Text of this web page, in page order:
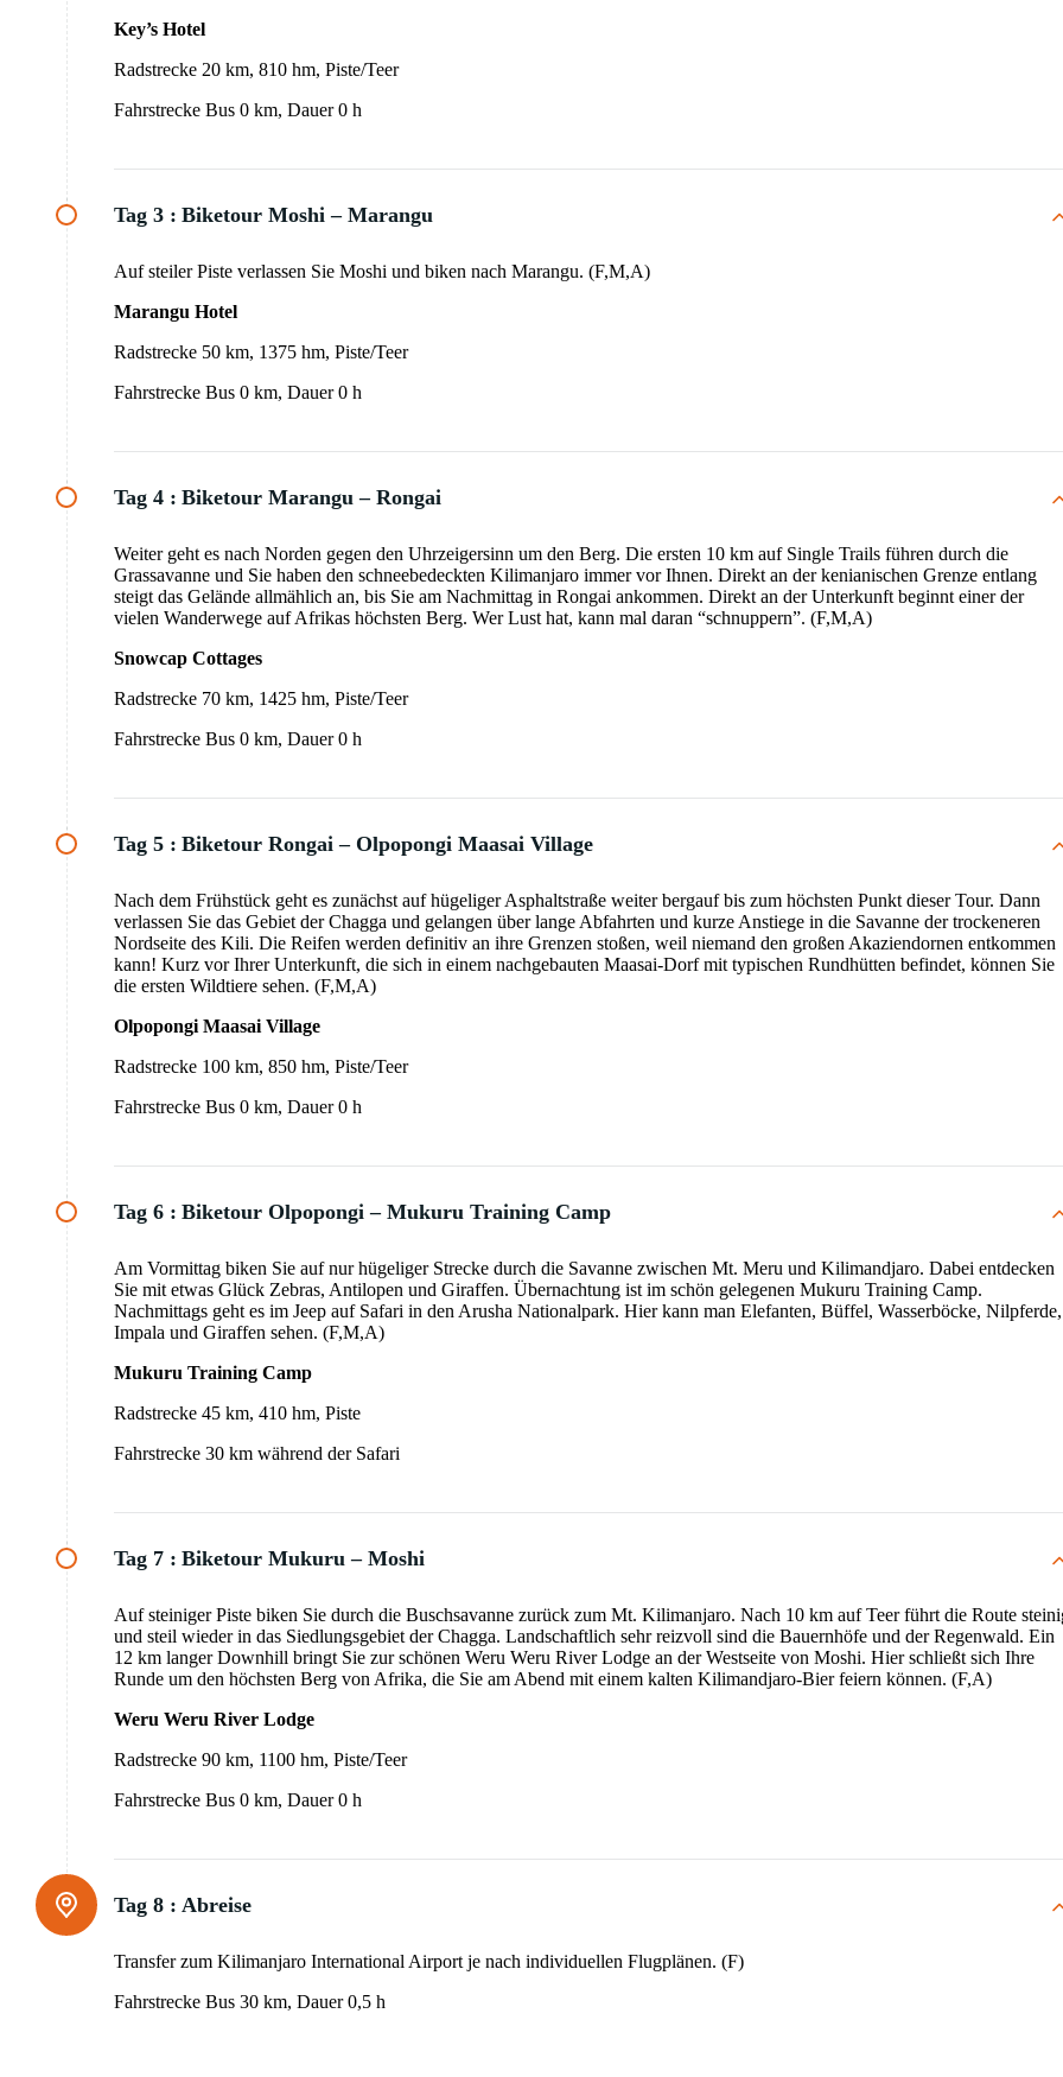
Key’s Hotel
Radstrecke 20 km, 810 hm, Piste/Teer
Fahrstrecke Bus 0 km, Dauer 0 h
Tag 3 : Biketour Moshi – Marangu
Auf steiler Piste verlassen Sie Moshi und biken nach Marangu. (F,M,A)
Marangu Hotel
Radstrecke 50 km, 1375 hm, Piste/Teer
Fahrstrecke Bus 0 km, Dauer 0 h
Tag 4 : Biketour Marangu – Rongai
Weiter geht es nach Norden gegen den Uhrzeigersinn um den Berg. Die ersten 10 km auf Single Trails führen durch die
Grassavanne und Sie haben den schneebedeckten Kilimanjaro immer vor Ihnen. Direkt an der kenianischen Grenze entlang
steigt das Gelände allmählich an, bis Sie am Nachmittag in Rongai ankommen. Direkt an der Unterkunft beginnt einer der
vielen Wanderwege auf Afrikas höchsten Berg. Wer Lust hat, kann mal daran “schnuppern”. (F,M,A)
Snowcap Cottages
Radstrecke 70 km, 1425 hm, Piste/Teer
Fahrstrecke Bus 0 km, Dauer 0 h
Tag 5 : Biketour Rongai – Olpopongi Maasai Village
Nach dem Frühstück geht es zunächst auf hügeliger Asphaltstraße weiter bergauf bis zum höchsten Punkt dieser Tour. Dann
verlassen Sie das Gebiet der Chagga und gelangen über lange Abfahrten und kurze Anstiege in die Savanne der trockeneren
Nordseite des Kili. Die Reifen werden definitiv an ihre Grenzen stoßen, weil niemand den großen Akaziendornen entkommen
kann! Kurz vor Ihrer Unterkunft, die sich in einem nachgebauten Maasai-Dorf mit typischen Rundhütten befindet, können Sie
die ersten Wildtiere sehen. (F,M,A)
Olpopongi Maasai Village
Radstrecke 100 km, 850 hm, Piste/Teer
Fahrstrecke Bus 0 km, Dauer 0 h
Tag 6 : Biketour Olpopongi – Mukuru Training Camp
Am Vormittag biken Sie auf nur hügeliger Strecke durch die Savanne zwischen Mt. Meru und Kilimandjaro. Dabei entdecken
Sie mit etwas Glück Zebras, Antilopen und Giraffen. Übernachtung ist im schön gelegenen Mukuru Training Camp.
Nachmittags geht es im Jeep auf Safari in den Arusha Nationalpark. Hier kann man Elefanten, Büffel, Wasserböcke, Nilpferde,
Impala und Giraffen sehen. (F,M,A)
Mukuru Training Camp
Radstrecke 45 km, 410 hm, Piste
Fahrstrecke 30 km während der Safari
Tag 7 : Biketour Mukuru – Moshi
Auf steiniger Piste biken Sie durch die Buschsavanne zurück zum Mt. Kilimanjaro. Nach 10 km auf Teer führt die Route
und steil wieder in das Siedlungsgebiet der Chagga. Landschaftlich sehr reizvoll sind die Bauernhöfe und der Regenwald. Ein
12 km langer Downhill bringt Sie zur schönen Weru Weru River Lodge an der Westseite von Moshi. Hier schließt sich Ihre
Runde um den höchsten Berg von Afrika, die Sie am Abend mit einem kalten Kilimandjaro-Bier feiern können. (F,A)
Weru Weru River Lodge
Radstrecke 90 km, 1100 hm, Piste/Teer
Fahrstrecke Bus 0 km, Dauer 0 h
Tag 8 : Abreise
Transfer zum Kilimanjaro International Airport je nach individuellen Flugplänen. (F)
Fahrstrecke Bus 30 km, Dauer 0,5 h